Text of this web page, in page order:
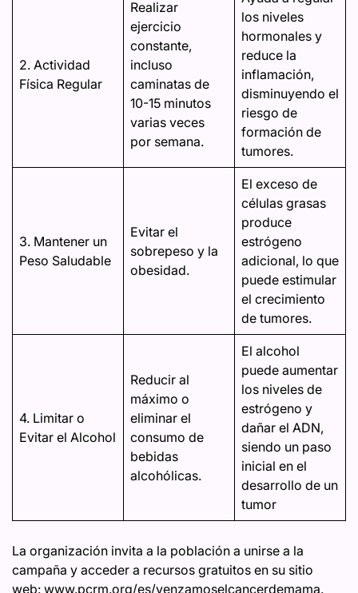
2. Actividad
Física Regular
Realizar
ejercicio
constante,
incluso
caminatas de
10-15 minutos
varias veces
por semana.
los niveles
hormonales y
reduce la
inflamación,
disminuyendo el
riesgo de
formación de
tumores.
3. Mantener un
Peso Saludable
Evitar el
sobrepeso y la
obesidad.
El exceso de
células grasas
produce
estrógeno
adicional, lo que
puede estimular
el crecimiento
de tumores.
4. Limitar o
Evitar el Alcohol
Reducir al
máximo o
eliminar el
consumo de
bebidas
alcohólicas.
El alcohol
puede aumentar
los niveles de
estrógeno y
dañar el ADN,
siendo un paso
inicial en el
desarrollo de un
tumor
La organización invita a la población a unirse a la
campaña y acceder a recursos gratuitos en su sitio
web: www.pcrm.org/es/venzamoselcancerdemama.